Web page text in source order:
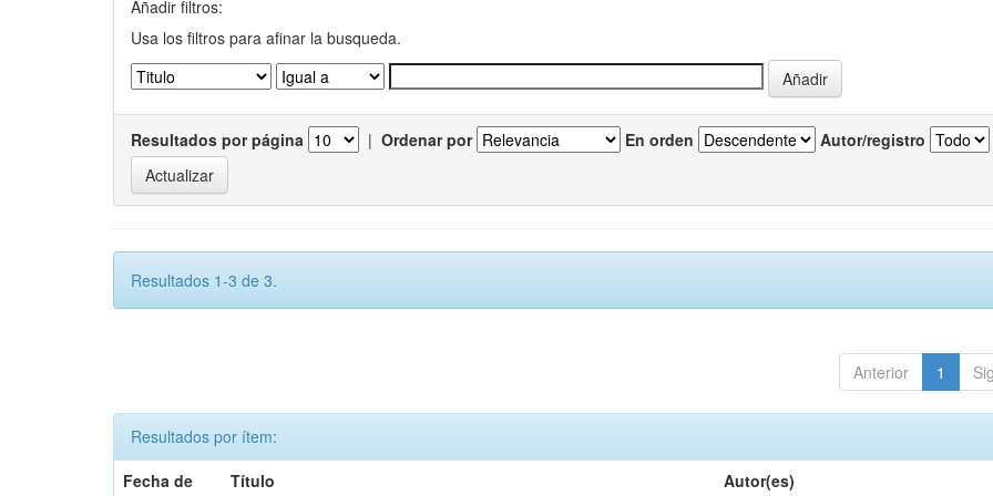
Añadir filtros:
Usa los filtros para afinar la busqueda.
Resultados por página | Ordenar por En orden Autor/registro
Resultados 1-3 de 3.
Anterior 1
Resultados por ítem:
Fecha de
Título Autor(es)